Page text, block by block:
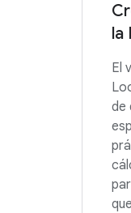
la
El
de